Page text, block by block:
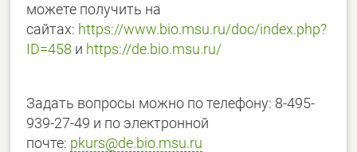
можете получить на
сайтах: https://www.bio.msu.ru/doc/index.php?
ID=458 и https://de.bio.msu.ru/
Задать вопросы можно по телефону: 8-495-
939-27-49 и по электронной
почте: pkurs@de.bio.msu.ru